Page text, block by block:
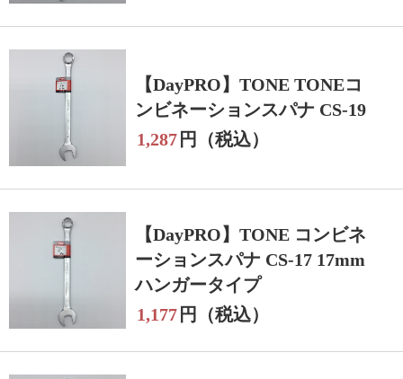
【DayPRO】TONE TONEコ
ンビネーションスパナ CS-19
1,287 円（税込）
【DayPRO】TONE コンビネ
ーションスパナ CS-17 17mm
ハンガータイプ
1,177 円（税込）